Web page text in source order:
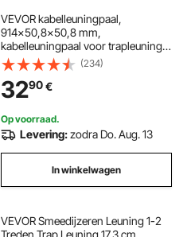
VEVOR kabelleuningpaal,
914x50,8x50,8 mm,
kabelleuningpaal voor trapleuning,
voorgeboorde horizontale gaten,
roestvrij staal SUS304, voor
leuning, balustrade, zwart,
1JZLGZXHS9148RVYS001V0
(234)
3290€
Op voorraad.
Levering:zodra Do. Aug. 13
In winkelwagen
VEVOR Smeedijzeren Leuning 1-2
Treden Trap Leuning 17,3 cm